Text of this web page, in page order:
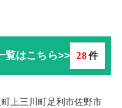
覧はこちら>> 28件
上三川町足利市佐野市